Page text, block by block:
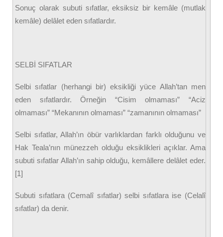
Sonuç olarak subuti sıfatlar, eksiksiz bir kemâle (mutlak
kemâle) delâlet eden sıfatlardır.
SELBİ SIFATLAR
Selbi sıfatlar (herhangi bir) eksikliği yüce Allah’tan men
eden sıfatlardır. Örneğin “Cisim olmaması” “Aciz
olmaması” “Mekanının olmaması” “zamanının olmaması”
Selbi sıfatlar, Allah’ın öbür varlıklardan farklı olduğunu ve
Hak Teala’nın münezzeh olduğu eksiklikleri açıklar. Ama
subuti sıfatlar Allah’ın sahip olduğu, kemâllere delâlet eder.
[1]
Subuti sıfatlara (Cemalî sıfatlar) selbi sıfatlara ise (Celalî
sıfatlar) da denir.